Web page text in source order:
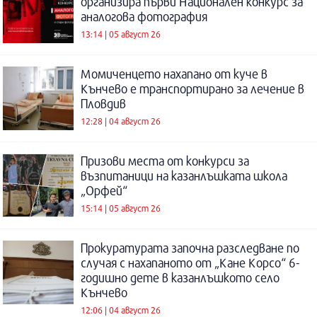
аналогова фотография
13:14 | 05 август 26
Момиченцето нахапано от куче в
Кънчево е транспортирано за лечение в
Пловдив
12:28 | 04 август 26
Призови места от конкурси за
възпитаници на казанлъшката школа
„Орфей“
15:14 | 05 август 26
Прокуратурата започна разследване по
случая с нахапаното от „Кане Корсо“ 6-
годишно дете в казанлъшкото село
Кънчево
12:06 | 04 август 26